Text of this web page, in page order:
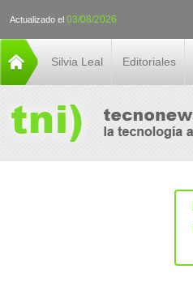
Actualizado el 03/08/2026
Silvia Leal Editoriales